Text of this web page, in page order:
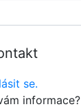
se.
informace?